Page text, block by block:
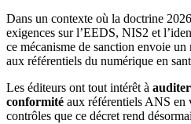
Dans un contexte où la doctrine
exigences sur l’EEDS, NIS2 et
ce mécanisme de sanction envoie
aux référentiels du numérique en
Les éditeurs ont tout intérêt à
conformité aux référentiels ANS en
contrôles que ce décret rend